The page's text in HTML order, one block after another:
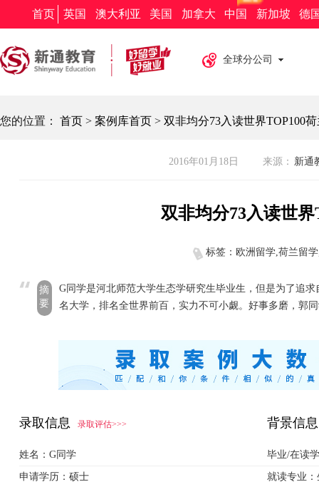
新通教育 新通留学 新通外语 欧亚教育 新通求职
全球分公司
首页 英国 澳大利亚 美国 加拿大 中国 新加坡 德
您的位置： 首页 > 案例库首页 > 双非均分73入读世界TOP100
2016年01月18日 来源： 新通
双非均分73入读世
标签：欧洲留学,荷兰留
摘
要
G同学是河北师范大学生态学研究生毕业生，但是为了追
名大学，排名全世界前百，实力不可小觑。好事多磨，郭
录取信息 录取评估>>>
姓名： G同学
申请学历： 硕士
背景信息
毕业/在读
就读专业：